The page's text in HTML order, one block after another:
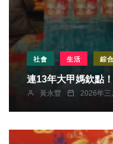
社會 生活 綜合
連13年大甲媽欽點
黃永豐 2026年三